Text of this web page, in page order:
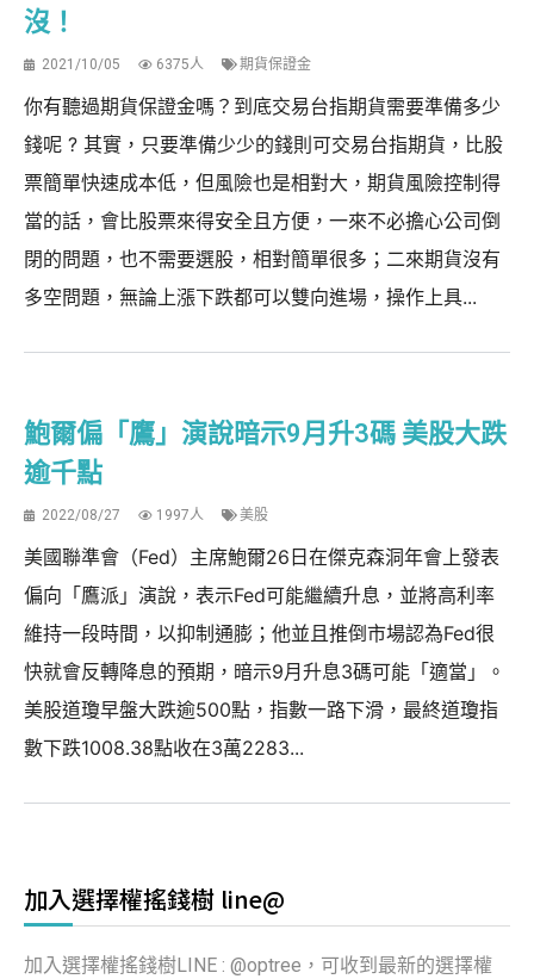
沒！
2021/10/05 6375人 期貨保證金
你有聽過期貨保證金嗎？到底交易台指期貨需要準備多少
錢呢 ? 其實，只要準備少少的錢則可交易台指期貨，比股
票簡單快速成本低，但風險也是相對大，期貨風險控制得
當的話，會比股票來得安全且方便，一來不必擔心公司倒
閉的問題，也不需要選股，相對簡單很多；二來期貨沒有
多空問題，無論上漲下跌都可以雙向進場，操作上具...
鮑爾偏「鷹」演說暗示9月升3碼 美股大跌
逾千點
2022/08/27 1997人 美股
美國聯準會（Fed）主席鮑爾26日在傑克森洞年會上發表
偏向「鷹派」演說，表示Fed可能繼續升息，並將高利率
維持一段時間，以抑制通膨；他並且推倒市場認為Fed很
快就會反轉降息的預期，暗示9月升息3碼可能「適當」。
美股道瓊早盤大跌逾500點，指數一路下滑，最終道瓊指
數下跌1008.38點收在3萬2283...
加入選擇權搖錢樹 line@
加入選擇權搖錢樹LINE : @optree，可收到最新的選擇權